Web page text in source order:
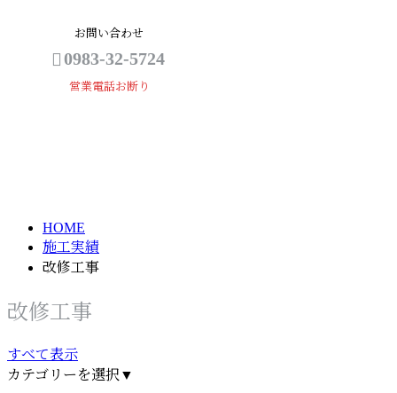
お問い合わせ
0983-32-5724
営業電話お断り
HOME
施工実績
改修工事
改修工事
すべて表示
カテゴリーを選択▼